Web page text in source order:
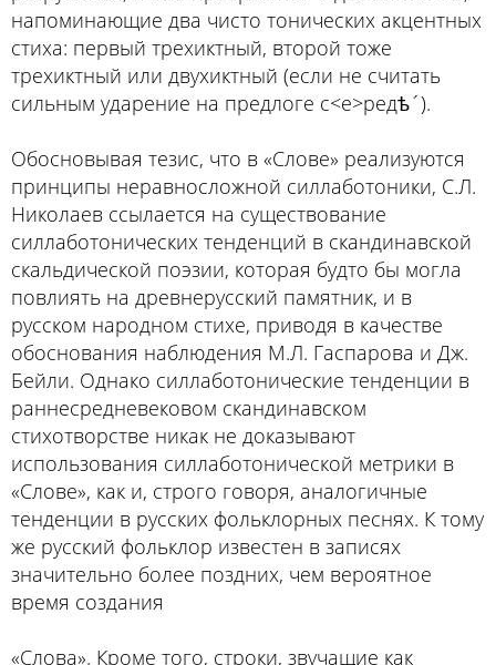
напоминающие два чисто тонических акцентных
стиха: первый трехиктный, второй тоже
трехиктный или двухиктный (если не считать
сильным ударение на предлоге с<е>редѣ´).
Обосновывая тезис, что в «Слове» реализуются
принципы неравносложной силлаботоники, С.Л.
Николаев ссылается на существование
силлаботонических тенденций в скандинавской
скальдической поэзии, которая будто бы могла
повлиять на древнерусский памятник, и в
русском народном стихе, приводя в качестве
обоснования наблюдения М.Л. Гаспарова и Дж.
Бейли. Однако силлаботонические тенденции в
раннесредневековом скандинавском
стихотворстве никак не доказывают
использования силлаботонической метрики в
«Слове», как и, строго говоря, аналогичные
тенденции в русских фольклорных песнях. К тому
же русский фольклор известен в записях
значительно более поздних, чем вероятное
время создания
«Слова». Кроме того, строки, звучащие как